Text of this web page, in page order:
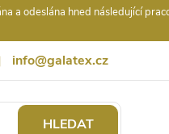
odeslána hned následující
info@galatex.cz
Kontakty Hodnocení
HLEDAT